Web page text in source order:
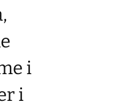
i
i